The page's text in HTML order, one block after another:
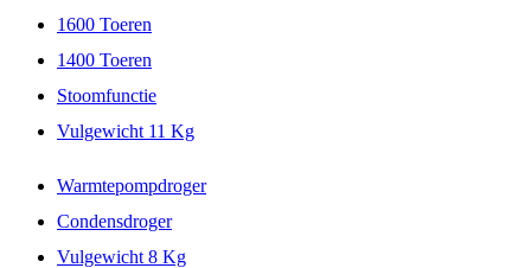
1600 Toeren
1400 Toeren
Stoomfunctie
Vulgewicht 11 Kg
Warmtepompdroger
Condensdroger
Vulgewicht 8 Kg